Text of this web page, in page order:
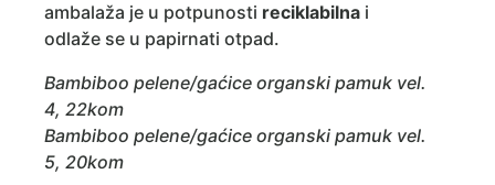
ambalaža je u potpunosti reciklabilna i
odlaže se u papirnati otpad.
Bambiboo pelene/gaćice organski pamuk vel.
4, 22kom
Bambiboo pelene/gaćice organski pamuk vel.
5, 20kom